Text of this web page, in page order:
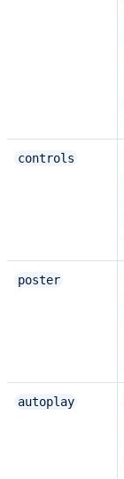
controls
poster
autoplay